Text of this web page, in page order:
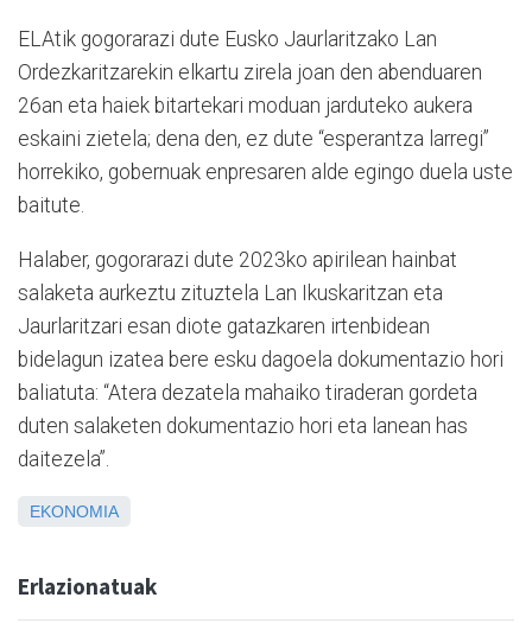
ELAtik gogorarazi dute Eusko Jaurlaritzako Lan
Ordezkaritzarekin elkartu zirela joan den abenduaren
26an eta haiek bitartekari moduan jarduteko aukera
eskaini zietela; dena den, ez dute “esperantza larregi”
horrekiko, gobernuak enpresaren alde egingo duela uste
baitute.
Halaber, gogorarazi dute 2023ko apirilean hainbat
salaketa aurkeztu zituztela Lan Ikuskaritzan eta
Jaurlaritzari esan diote gatazkaren irtenbidean
bidelagun izatea bere esku dagoela dokumentazio hori
baliatuta: “Atera dezatela mahaiko tiraderan gordeta
duten salaketen dokumentazio hori eta lanean has
daitezela”.
EKONOMIA
Erlazionatuak